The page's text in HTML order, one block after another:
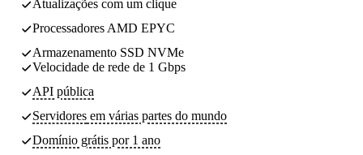
Atualizações com um clique
Processadores AMD EPYC
Armazenamento SSD NVMe
Velocidade de rede de 1 Gbps
API pública
Servidores em várias partes do mundo
Domínio grátis por 1 ano